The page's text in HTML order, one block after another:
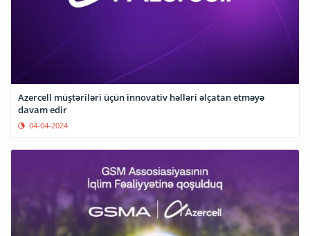
Azercell müştəriləri üçün innovativ həlləri əlçatan etməyə
davam edir
04-04-2024